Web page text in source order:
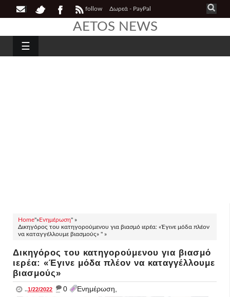
follow Δωρεά - PayPal
AETOS NEWS
☰
Home"»Ενημέρωση" »
Δικηγόρος του κατηγορούμενου για βιασμό ιερέα: «Έγινε μόδα πλέον
να καταγγέλλουμε βιασμούς» " »
Δικηγόρος του κατηγορούμενου για βιασμό
ιερέα: «Έγινε μόδα πλέον να καταγγέλλουμε
βιασμούς»
..1/22/2022 _ 0 Ενημέρωση,